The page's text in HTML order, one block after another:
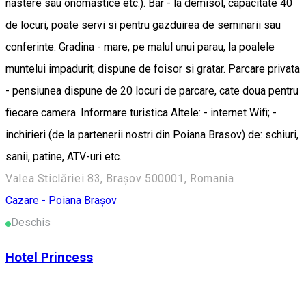
nastere sau onomastice etc.). Bar - la demisol, capacitate 40
de locuri, poate servi si pentru gazduirea de seminarii sau
conferinte. Gradina - mare, pe malul unui parau, la poalele
muntelui impadurit; dispune de foisor si gratar. Parcare privata
- pensiunea dispune de 20 locuri de parcare, cate doua pentru
fiecare camera. Informare turistica Altele: - internet Wifi; -
inchirieri (de la partenerii nostri din Poiana Brasov) de: schiuri,
sanii, patine, ATV-uri etc.
Valea Sticlăriei 83, Brașov 500001, Romania
Cazare - Poiana Brașov
Deschis
Hotel Princess